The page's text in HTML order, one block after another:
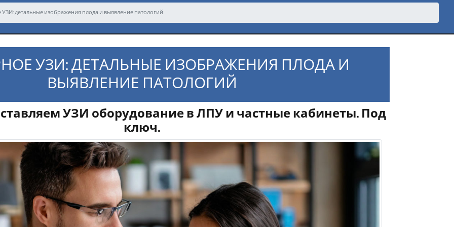
детальные изображения плода и выявление патологий
УЗИ: ДЕТАЛЬНЫЕ ИЗОБРАЖЕНИЯ ПЛОДА И
ВЫЯВЛЕНИЕ ПАТОЛОГИЙ
УЗИ оборудование в ЛПУ и частные кабинеты. Под
ключ.